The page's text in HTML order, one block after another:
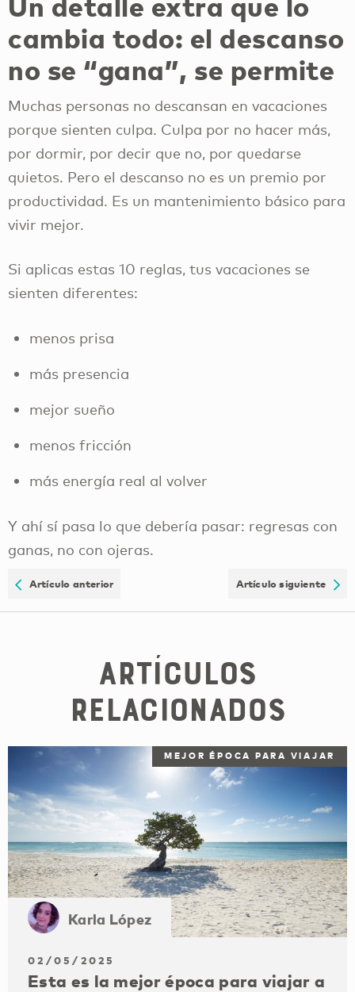
cambia todo: el descanso
no se “gana”, se permite
Muchas personas no descansan en vacaciones
porque sienten culpa. Culpa por no hacer más,
por dormir, por decir que no, por quedarse
quietos. Pero el descanso no es un premio por
productividad. Es un mantenimiento básico para
vivir mejor.
Si aplicas estas 10 reglas, tus vacaciones se
sienten diferentes:
menos prisa
más presencia
mejor sueño
menos fricción
más energía real al volver
Y ahí sí pasa lo que debería pasar: regresas con
ganas, no con ojeras.
Artículo anterior Artículo siguiente
Artículos
relacionados
MEJOR ÉPOCA PARA VIAJAR
Karla López
02/05/2025
Esta es la mejor época para viajar a